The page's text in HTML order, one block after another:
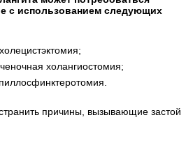
с использованием следующих
холангиостомия;
причины, вызывающие застой